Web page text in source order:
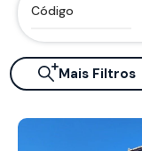
Mais Filtros